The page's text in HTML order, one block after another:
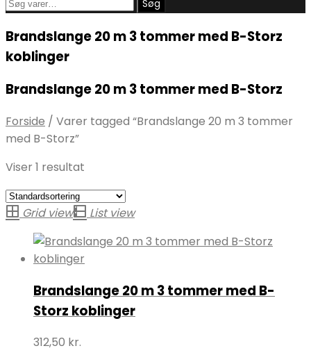
Søg
Brandslange 20 m 3 tommer med B-Storz
koblinger
Brandslange 20 m 3 tommer med B-Storz
Forside / Varer tagged “Brandslange 20 m 3 tommer
med B-Storz”
Viser 1 resultat
Grid view List view
Brandslange 20 m 3 tommer med B-
Storz koblinger
312,50 kr.